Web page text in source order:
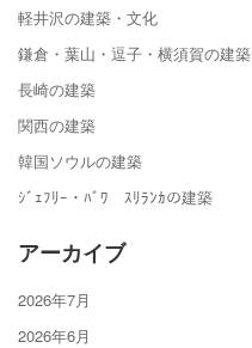
軽井沢の建築・文化
鎌倉・葉山・逗子・横須賀の建築
長崎の建築
関西の建築
韓国ソウルの建築
ｼﾞｪﾌﾘｰ・ﾊﾞﾜ ｽﾘﾗﾝｶの建築
アーカイブ
2026年7月
2026年6月